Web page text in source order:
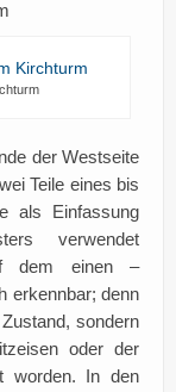
der Westseite
Teile eines bis
als Einfassung
verwendet
dem einen –
erkennbar; denn
sondern
oder der
worden. In den